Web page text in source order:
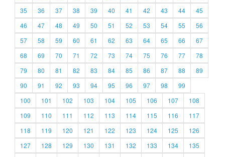
35
36 37 38 39 40 41 42 43 44
45
46
47 48 49 50 51 52 53 54 55
56
57
58 59 60 61 62 63 64 65 66
67
68
69 70 71 72 73 74 75 76 77
78
79
80 81 82 83 84 85 86 87 88
89
90
91 92 93 94 95 96 97 98
99
100
101 102 103 104 105 106 107
108
109
110 111 112 113 114 115 116
117
118
119 120 121 122 123 124 125
126
127
128 129 130 131 132 133 134
135